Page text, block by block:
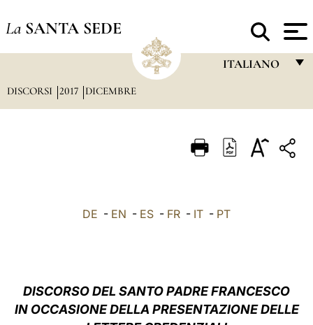
La SANTA SEDE
ITALIANO
ITALIANO
中文
DISCORSI 2017 DICEMBRE
DE - EN - ES - FR - IT - PT
DISCORSO DEL SANTO PADRE FRANCESCO
IN OCCASIONE DELLA PRESENTAZIONE DELLE